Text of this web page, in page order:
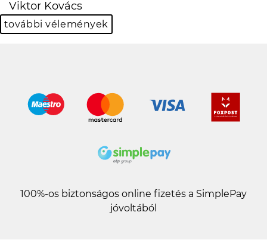
Previous
további vélemények
100%-os biztonságos online fizetés a SimplePay